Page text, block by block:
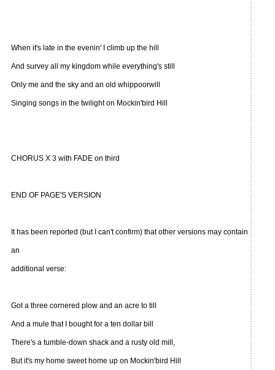
When it's late in the evenin' I climb up the hill
And survey all my kingdom while everything's still
Only me and the sky and an old whippoorwill
Singing songs in the twilight on Mockin'bird Hill
CHORUS X 3 with FADE on third
END OF PAGE'S VERSION
It has been reported (but I can't confirm) that other versions may contain
an
additional verse:
Got a three cornered plow and an acre to till
And a mule that I bought for a ten dollar bill
There's a tumble-down shack and a rusty old mill,
But it's my home sweet home up on Mockin'bird Hill